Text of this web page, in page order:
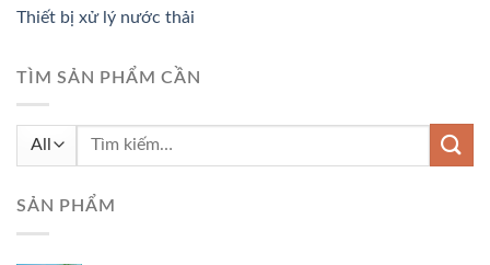
Thiết bị xử lý nước thải
TÌM SẢN PHẨM CẦN
Tìm
SẢN PHẨM